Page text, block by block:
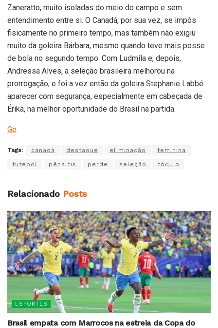
Zaneratto, muito isoladas do meio do campo e sem
entendimento entre si. O Canadá, por sua vez, se impôs
fisicamente no primeiro tempo, mas também não exigiu
muito da goleira Bárbara, mesmo quando teve mais posse
de bola no segundo tempo. Com Ludmila e, depois,
Andressa Alves, a seleção brasileira melhorou na
prorrogação, e foi a vez então da goleira Stephanie Labbé
aparecer com segurança, especialmente em cabeçada de
Érika, na melhor oportunidade do Brasil na partida.
Ge
Tags: canadá destaque eliminação feminina
futebol pênaltis perde seleção tóquio
Relacionado Posts
ESPORTES
Brasil empata com Marrocos na estreia da Copa do